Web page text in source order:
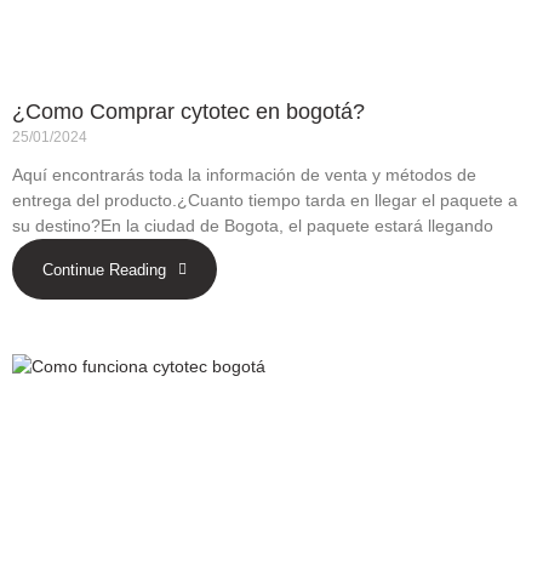
¿Como Comprar cytotec en bogotá?
25/01/2024
Aquí encontrarás toda la información de venta y métodos de
entrega del producto.¿Cuanto tiempo tarda en llegar el paquete a
su destino?En la ciudad de Bogota, el paquete estará llegando
Continue Reading